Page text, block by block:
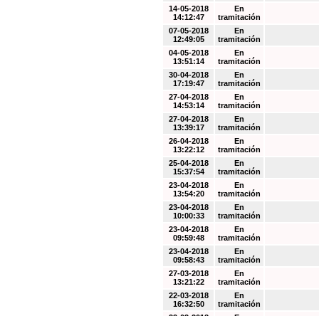
14-05-2018
14:12:47
En
tramitación
07-05-2018
12:49:05
En
tramitación
04-05-2018
13:51:14
En
tramitación
30-04-2018
17:19:47
En
tramitación
27-04-2018
14:53:14
En
tramitación
27-04-2018
13:39:17
En
tramitación
26-04-2018
13:22:12
En
tramitación
25-04-2018
15:37:54
En
tramitación
23-04-2018
13:54:20
En
tramitación
23-04-2018
10:00:33
En
tramitación
23-04-2018
09:59:48
En
tramitación
23-04-2018
09:58:43
En
tramitación
27-03-2018
13:21:22
En
tramitación
22-03-2018
16:32:50
En
tramitación